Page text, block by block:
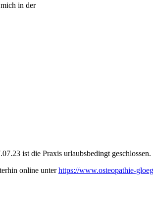
in der
ist die Praxis urlaubsbedingt geschlossen.
online unterhttps://www.osteopathie-